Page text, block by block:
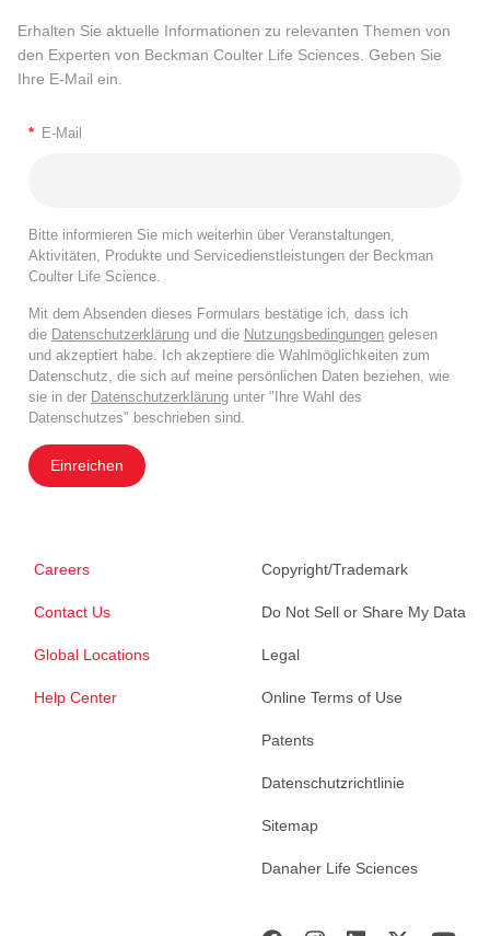
Erhalten Sie aktuelle Informationen zu relevanten Themen von
den Experten von Beckman Coulter Life Sciences. Geben Sie
Ihre E-Mail ein.
* E-Mail
Bitte informieren Sie mich weiterhin über Veranstaltungen,
Aktivitäten, Produkte und Servicedienstleistungen der Beckman
Coulter Life Science.
Mit dem Absenden dieses Formulars bestätige ich, dass ich
die Datenschutzerklärung und die Nutzungsbedingungen gelesen
und akzeptiert habe. Ich akzeptiere die Wahlmöglichkeiten zum
Datenschutz, die sich auf meine persönlichen Daten beziehen, wie
sie in der Datenschutzerklärung unter "Ihre Wahl des
Datenschutzes" beschrieben sind.
Einreichen
Careers
Contact Us
Global Locations
Help Center
Copyright/Trademark
Do Not Sell or Share My Data
Legal
Online Terms of Use
Patents
Datenschutzrichtlinie
Sitemap
Danaher Life Sciences